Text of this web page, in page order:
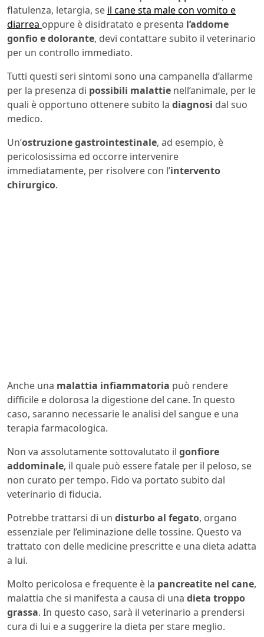
flatulenza, letargia, se il cane sta male con vomito e
diarrea oppure è disidratato e presenta l’addome
gonfio e dolorante, devi contattare subito il veterinario
per un controllo immediato.
Tutti questi seri sintomi sono una campanella d’allarme
per la presenza di possibili malattie nell’animale, per le
quali è opportuno ottenere subito la diagnosi dal suo
medico.
Un’ostruzione gastrointestinale, ad esempio, è
pericolosissima ed occorre intervenire
immediatamente, per risolvere con l’intervento
chirurgico.
Anche una malattia infiammatoria può rendere
difficile e dolorosa la digestione del cane. In questo
caso, saranno necessarie le analisi del sangue e una
terapia farmacologica.
Non va assolutamente sottovalutato il gonfiore
addominale, il quale può essere fatale per il peloso, se
non curato per tempo. Fido va portato subito dal
veterinario di fiducia.
Potrebbe trattarsi di un disturbo al fegato, organo
essenziale per l’eliminazione delle tossine. Questo va
trattato con delle medicine prescritte e una dieta adatta
a lui.
Molto pericolosa e frequente è la pancreatite nel cane,
malattia che si manifesta a causa di una dieta troppo
grassa. In questo caso, sarà il veterinario a prendersi
cura di lui e a suggerire la dieta per stare meglio.